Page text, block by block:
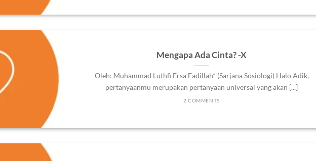
Mengapa Ada Cinta? -X
Oleh: Muhammad Luthfi Ersa Fadillah* (Sarjana Sosiologi) Halo Adik,
pertanyaanmu merupakan pertanyaan universal yang akan [...]
2 COMMENTS